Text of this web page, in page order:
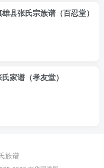
县张氏宗族谱（百忍堂）
家谱（孝友堂）
族谱